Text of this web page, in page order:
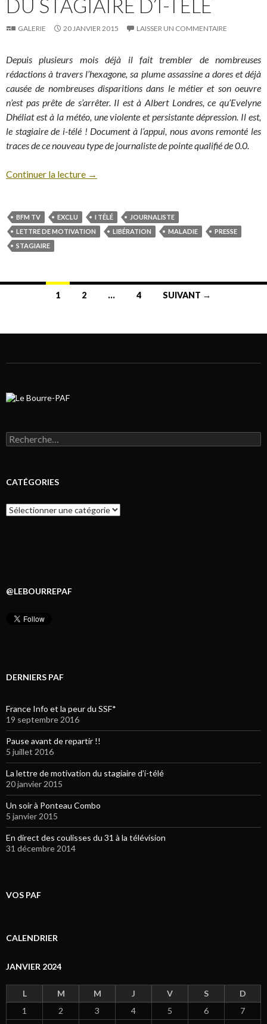
DU STAGIAIRE D’I-TÉLÉ
GALERIE 20 JANVIER 2015 LAISSER UN COMMENTAIRE
Depuis plusieurs mois déjà il fait trembler de nombreuses
rédactions à travers l’hexagone, sa plume assassine a dores et déjà
causée de nombreuses disparitions dans le métier et son oeuvre
n’est pas prête de s’arrêter. Il est à Albert Londres, ce qu’Evelyne
Dhéliat est à la météo, une violente et persistante dépression. Il est,
le stagiaire de i-télé ! Document à l’appui, nous avons remonté les
traces de ce nouveau type de journaliste de pointe qualifié de 0.0.
Continuer la lecture →
BFM TV EXCLU I TÉLÉ
JOURNALISTE
LETTRE DE MOTIVATION
LIBÉRATION MALADIE
PRESSE
STAGIAIRE
1 2 … 4 SUIVANT →
Rechercher :
CATÉGORIES
Catégories
@LEBOURREPAF
DERNIERS PAF
France Info et la peur du SSF*
19 septembre 2016
Pause avant de repartir !!
5 juillet 2016
La lettre de motivation du stagiaire d’i-télé
20 janvier 2015
Un soir à Ponteau Combo
5 janvier 2015
En direct des coulisses du 31 à la télévision
31 décembre 2014
VOS PAF
CALENDRIER
JANVIER 2024
L M M J V S
D
1
2 3 4 5 6
7